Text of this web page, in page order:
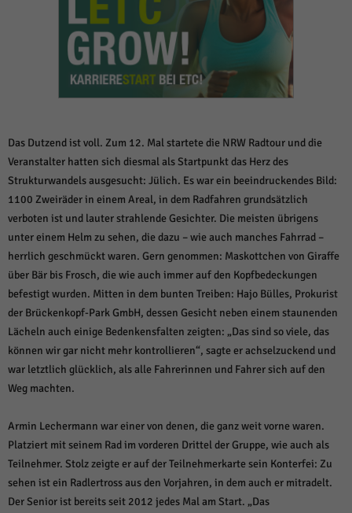
Das Dutzend ist voll. Zum 12. Mal startete die NRW Radtour und die
Veranstalter hatten sich diesmal als Startpunkt das Herz des
Strukturwandels ausgesucht: Jülich. Es war ein beeindruckendes Bild:
1100 Zweiräder in einem Areal, in dem Radfahren grundsätzlich
verboten ist und lauter strahlende Gesichter. Die meisten übrigens
unter einem Helm zu sehen, die dazu – wie auch manches Fahrrad –
herrlich geschmückt waren. Gern genommen: Maskottchen von Giraffe
über Bär bis Frosch, die wie auch immer auf den Kopfbedeckungen
befestigt wurden. Mitten in dem bunten Treiben: Hajo Bülles, Prokurist
der Brückenkopf-Park GmbH, dessen Gesicht neben einem staunenden
Lächeln auch einige Bedenkensfalten zeigten: „Das sind so viele, das
können wir gar nicht mehr kontrollieren“, sagte er achselzuckend und
war letztlich glücklich, als alle Fahrerinnen und Fahrer sich auf den
Weg machten.
Armin Lechermann war einer von denen, die ganz weit vorne waren.
Platziert mit seinem Rad im vorderen Drittel der Gruppe, wie auch als
Teilnehmer. Stolz zeigte er auf der Teilnehmerkarte sein Konterfei: Zu
sehen ist ein Radlertross aus den Vorjahren, in dem auch er mitradelt.
Der Senior ist bereits seit 2012 jedes Mal am Start. „Das
Alle akzeptieren Speichern und weiter
Zurück
Datenschutzeinstellungen
Essenzielle Cookies ermöglichen grundlegende Funktionen und sind für die
einwandfreie Funktion der Website erforderlich.
Statistiken (1)
Statistik Cookies erfassen Informationen anonym. Diese Informationen helfen
uns zu verstehen, wie unsere Besucher unsere Website nutzen.
Cookie-Informationen anzeigen
Marketing (1)
Marketing-Cookies werden von Drittanbietern oder Publishern verwendet,
um personalisierte Werbung anzuzeigen. Sie tun dies, indem sie Besucher
über Websites hinweg verfolgen.
Cookie-Informationen anzeigen
Inhalte von Videoplattformen und Social-Media-Plattformen werden
standardmäßig blockiert. Wenn Cookies von externen Medien akzeptiert
werden, bedarf der Zugriff auf diese Inhalte keiner manuellen Einwilligung
mehr.
Cookie-Informationen anzeigen